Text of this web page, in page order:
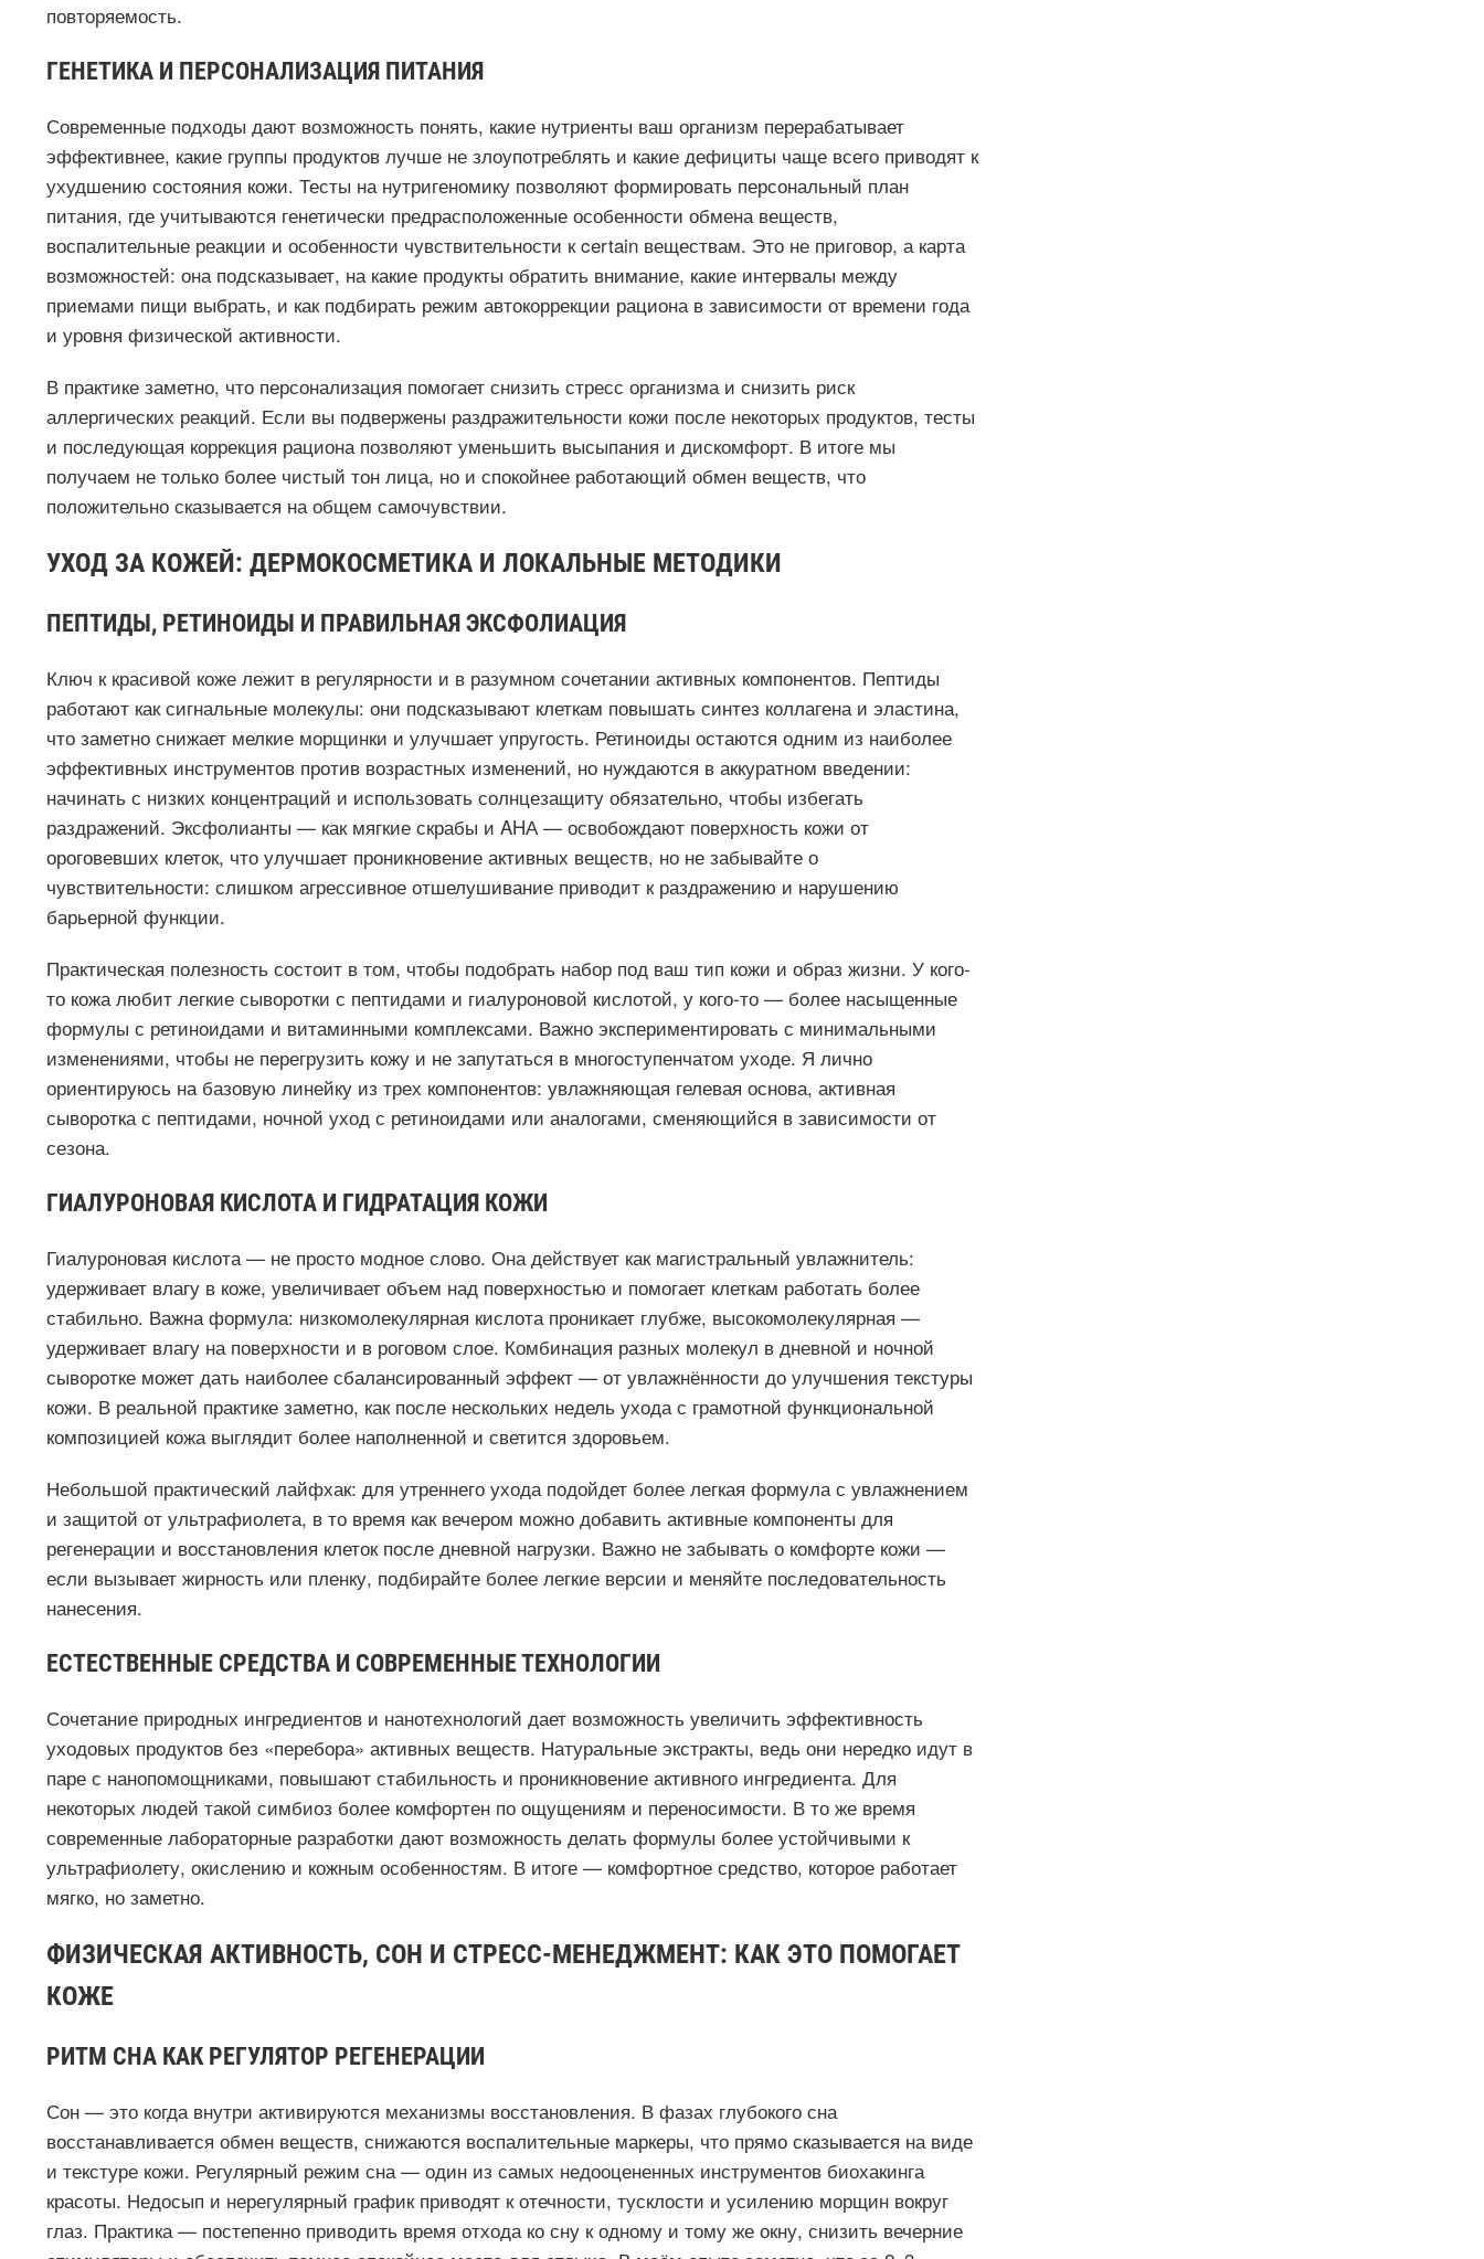
повторяемость.
ГЕНЕТИКА И ПЕРСОНАЛИЗАЦИЯ ПИТАНИЯ
Современные подходы дают возможность понять, какие нутриенты ваш организм перерабатывает
эффективнее, какие группы продуктов лучше не злоупотреблять и какие дефициты чаще всего приводят к
ухудшению состояния кожи. Тесты на нутригеномику позволяют формировать персональный план
питания, где учитываются генетически предрасположенные особенности обмена веществ,
воспалительные реакции и особенности чувствительности к certain веществам. Это не приговор, а карта
возможностей: она подсказывает, на какие продукты обратить внимание, какие интервалы между
приемами пищи выбрать, и как подбирать режим автокоррекции рациона в зависимости от времени года
и уровня физической активности.
В практике заметно, что персонализация помогает снизить стресс организма и снизить риск
аллергических реакций. Если вы подвержены раздражительности кожи после некоторых продуктов, тесты
и последующая коррекция рациона позволяют уменьшить высыпания и дискомфорт. В итоге мы
получаем не только более чистый тон лица, но и спокойнее работающий обмен веществ, что
положительно сказывается на общем самочувствии.
УХОД ЗА КОЖЕЙ: ДЕРМОКОСМЕТИКА И ЛОКАЛЬНЫЕ МЕТОДИКИ
ПЕПТИДЫ, РЕТИНОИДЫ И ПРАВИЛЬНАЯ ЭКСФОЛИАЦИЯ
Ключ к красивой коже лежит в регулярности и в разумном сочетании активных компонентов. Пептиды
работают как сигнальные молекулы: они подсказывают клеткам повышать синтез коллагена и эластина,
что заметно снижает мелкие морщинки и улучшает упругость. Ретиноиды остаются одним из наиболее
эффективных инструментов против возрастных изменений, но нуждаются в аккуратном введении:
начинать с низких концентраций и использовать солнцезащиту обязательно, чтобы избегать
раздражений. Эксфолианты — как мягкие скрабы и AHА — освобождают поверхность кожи от
ороговевших клеток, что улучшает проникновение активных веществ, но не забывайте о
чувствительности: слишком агрессивное отшелушивание приводит к раздражению и нарушению
барьерной функции.
Практическая полезность состоит в том, чтобы подобрать набор под ваш тип кожи и образ жизни. У кого-
то кожа любит легкие сыворотки с пептидами и гиалуроновой кислотой, у кого-то — более насыщенные
формулы с ретиноидами и витаминными комплексами. Важно экспериментировать с минимальными
изменениями, чтобы не перегрузить кожу и не запутаться в многоступенчатом уходе. Я лично
ориентируюсь на базовую линейку из трех компонентов: увлажняющая гелевая основа, активная
сыворотка с пептидами, ночной уход с ретиноидами или аналогами, сменяющийся в зависимости от
сезона.
ГИАЛУРОНОВАЯ КИСЛОТА И ГИДРАТАЦИЯ КОЖИ
Гиалуроновая кислота — не просто модное слово. Она действует как магистральный увлажнитель:
удерживает влагу в коже, увеличивает объем над поверхностью и помогает клеткам работать более
стабильно. Важна формула: низкомолекулярная кислота проникает глубже, высокомолекулярная —
удерживает влагу на поверхности и в роговом слое. Комбинация разных молекул в дневной и ночной
сыворотке может дать наиболее сбалансированный эффект — от увлажнённости до улучшения текстуры
кожи. В реальной практике заметно, как после нескольких недель ухода с грамотной функциональной
композицией кожа выглядит более наполненной и светится здоровьем.
Небольшой практический лайфхак: для утреннего ухода подойдет более легкая формула с увлажнением
и защитой от ультрафиолета, в то время как вечером можно добавить активные компоненты для
регенерации и восстановления клеток после дневной нагрузки. Важно не забывать о комфорте кожи —
если вызывает жирность или пленку, подбирайте более легкие версии и меняйте последовательность
нанесения.
ЕСТЕСТВЕННЫЕ СРЕДСТВА И СОВРЕМЕННЫЕ ТЕХНОЛОГИИ
Сочетание природных ингредиентов и нанотехнологий дает возможность увеличить эффективность
уходовых продуктов без «перебора» активных веществ. Натуральные экстракты, ведь они нередко идут в
паре с нанопомощниками, повышают стабильность и проникновение активного ингредиента. Для
некоторых людей такой симбиоз более комфортен по ощущениям и переносимости. В то же время
современные лабораторные разработки дают возможность делать формулы более устойчивыми к
ультрафиолету, окислению и кожным особенностям. В итоге — комфортное средство, которое работает
мягко, но заметно.
ФИЗИЧЕСКАЯ АКТИВНОСТЬ, СОН И СТРЕСС-МЕНЕДЖМЕНТ: КАК ЭТО ПОМОГАЕТ
КОЖЕ
РИТМ СНА КАК РЕГУЛЯТОР РЕГЕНЕРАЦИИ
Сон — это когда внутри активируются механизмы восстановления. В фазах глубокого сна
восстанавливается обмен веществ, снижаются воспалительные маркеры, что прямо сказывается на виде
и текстуре кожи. Регулярный режим сна — один из самых недооцененных инструментов биохакинга
красоты. Недосып и нерегулярный график приводят к отечности, тусклости и усилению морщин вокруг
глаз. Практика — постепенно приводить время отхода ко сну к одному и тому же окну, снизить вечерние